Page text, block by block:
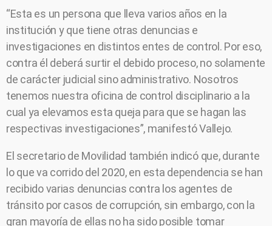
“Esta es un persona que lleva varios años en la
institución y que tiene otras denuncias e
investigaciones en distintos entes de control. Por eso,
contra él deberá surtir el debido proceso, no solamente
de carácter judicial sino administrativo. Nosotros
tenemos nuestra oficina de control disciplinario a la
cual ya elevamos esta queja para que se hagan las
respectivas investigaciones”, manifestó Vallejo.
El secretario de Movilidad también indicó que, durante
lo que va corrido del 2020, en esta dependencia se han
recibido varias denuncias contra los agentes de
tránsito por casos de corrupción, sin embargo, con la
gran mayoría de ellas no ha sido posible tomar